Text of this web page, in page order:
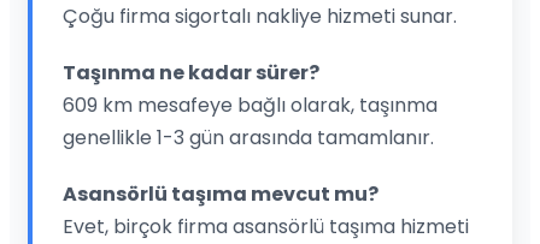
Çoğu firma sigortalı nakliye hizmeti sunar.
Taşınma ne kadar sürer?
609 km mesafeye bağlı olarak, taşınma
genellikle 1-3 gün arasında tamamlanır.
Asansörlü taşıma mevcut mu?
Evet, birçok firma asansörlü taşıma hizmeti